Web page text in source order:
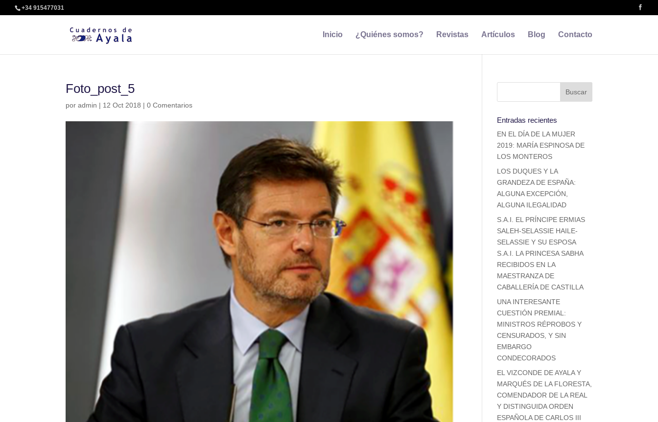
+34 915477031
Inicio ¿Quiénes somos? Revistas Artículos Blog Contacto
Foto_post_5
poradmin | 12 Oct 2018 |0 Comentarios
Entradas recientes
EN EL DÍA DE LA MUJER
2019: MARÍA ESPINOSA DE
LOS MONTEROS
LOS DUQUES Y LA
GRANDEZA DE ESPAÑA:
ALGUNA EXCEPCIÓN,
ALGUNA ILEGALIDAD
S.A.I. EL PRÍNCIPE ERMIAS
SALEH-SELASSIE HAILE-
SELASSIE Y SU ESPOSA
S.A.I. LA PRINCESA SABHA
RECIBIDOS EN LA
MAESTRANZA DE
CABALLERÍA DE CASTILLA
UNA INTERESANTE
CUESTIÓN PREMIAL:
MINISTROS RÉPROBOS Y
CENSURADOS, Y SIN
EMBARGO
CONDECORADOS
EL VIZCONDE DE AYALA Y
MARQUÉS DE LA FLORESTA,
COMENDADOR DE LA REAL
Y DISTINGUIDA ORDEN
ESPAÑOLA DE CARLOS III